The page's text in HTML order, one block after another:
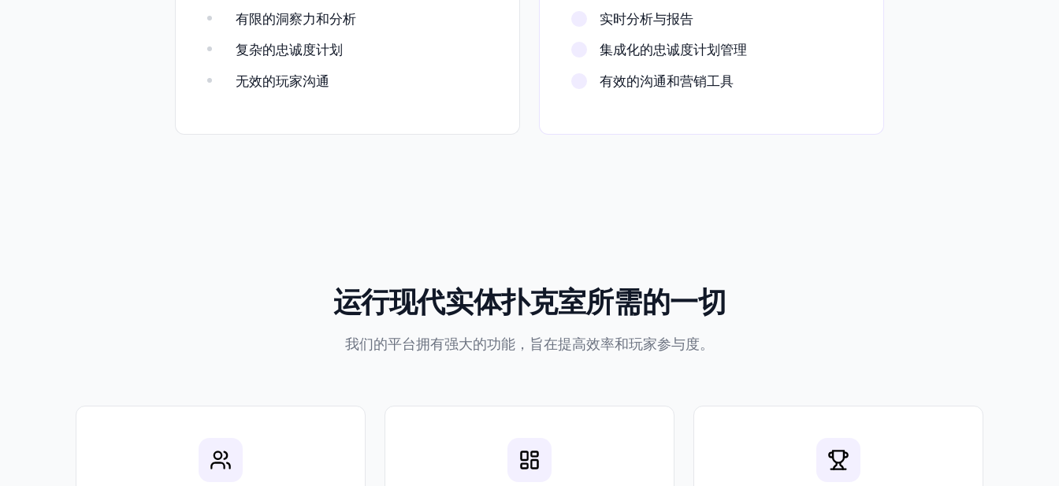
有限的洞察力和分析
复杂的忠诚度计划
无效的玩家沟通
实时分析与报告
集成化的忠诚度计划管理
有效的沟通和营销工具
运行现代实体扑克室所需的一切
我们的平台拥有强大的功能，旨在提高效率和玩家参与度。